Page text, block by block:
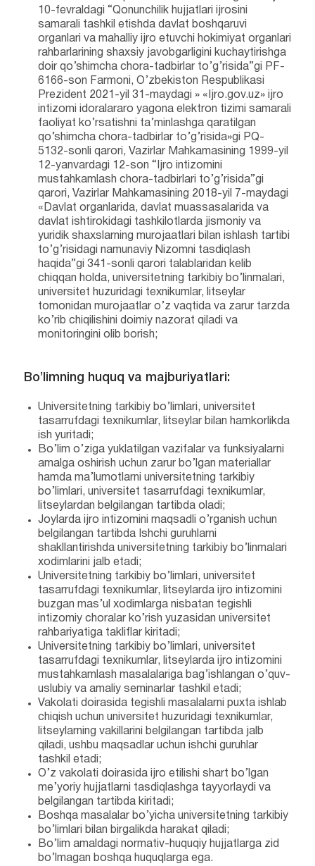
10-fevraldagi “Qonunchilik hujjatlari ijrosini
samarali tashkil etishda davlat boshqaruvi
organlari va mahalliy ijro etuvchi hokimiyat organlari
rahbarlarining shaxsiy javobgarligini kuchaytirishga
doir qo’shimcha chora-tadbirlar to’g’risida”gi PF-
6166-son Farmoni, O’zbekiston Respublikasi
Prezident 2021-yil 31-maydagi » «Ijro.gov.uz» ijro
intizomi idoralararo yagona elektron tizimi samarali
faoliyat ko’rsatishni ta’minlashga qaratilgan
qo’shimcha chora-tadbirlar to’g’risida»gi PQ-
5132-sonli qarori, Vazirlar Mahkamasining 1999-yil
12-yanvardagi 12-son “Ijro intizomini
mustahkamlash chora-tadbirlari to’g’risida”gi
qarori, Vazirlar Mahkamasining 2018-yil 7-maydagi
«Davlat organlarida, davlat muassasalarida va
davlat ishtirokidagi tashkilotlarda jismoniy va
yuridik shaxslarning murojaatlari bilan ishlash tartibi
to’g’risidagi namunaviy Nizomni tasdiqlash
haqida”gi 341-sonli qarori talablaridan kelib
chiqqan holda, universitetning tarkibiy bo’linmalari,
universitet huzuridagi texnikumlar, litseylar
tomonidan murojaatlar o’z vaqtida va zarur tarzda
ko’rib chiqilishini doimiy nazorat qiladi va
monitoringini olib borish;
Bo’limning huquq va majburiyatlari:
Universitetning tarkibiy bo’limlari, universitet
tasarrufdagi texnikumlar, litseylar bilan hamkorlikda
ish yuritadi;
Bo’lim o’ziga yuklatilgan vazifalar va funksiyalarni
amalga oshirish uchun zarur bo’lgan materiallar
hamda ma’lumotlarni universitetning tarkibiy
bo’limlari, universitet tasarrufdagi texnikumlar,
litseylardan belgilangan tartibda oladi;
Joylarda ijro intizomini maqsadli o’rganish uchun
belgilangan tartibda Ishchi guruhlarni
shakllantirishda universitetning tarkibiy bo’linmalari
xodimlarini jalb etadi;
Universitetning tarkibiy bo’limlari, universitet
tasarrufdagi texnikumlar, litseylarda ijro intizomini
buzgan mas’ul xodimlarga nisbatan tegishli
intizomiy choralar ko’rish yuzasidan universitet
rahbariyatiga takliflar kiritadi;
Universitetning tarkibiy bo’limlari, universitet
tasarrufdagi texnikumlar, litseylarda ijro intizomini
mustahkamlash masalalariga bag’ishlangan o’quv-
uslubiy va amaliy seminarlar tashkil etadi;
Vakolati doirasida tegishli masalalarni puxta ishlab
chiqish uchun universitet huzuridagi texnikumlar,
litseylarning vakillarini belgilangan tartibda jalb
qiladi, ushbu maqsadlar uchun ishchi guruhlar
tashkil etadi;
O’z vakolati doirasida ijro etilishi shart bo’lgan
me’yoriy hujjatlarni tasdiqlashga tayyorlaydi va
belgilangan tartibda kiritadi;
Boshqa masalalar bo’yicha universitetning tarkibiy
bo’limlari bilan birgalikda harakat qiladi;
Bo’lim amaldagi normativ-huquqiy hujjatlarga zid
bo’lmagan boshqa huquqlarga ega.